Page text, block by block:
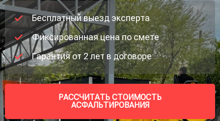
Бесплатный выезд эксперта
Фиксированная цена по смете
Гарантия от 2 лет в договоре
РАССЧИТАТЬ СТОИМОСТЬ
АСФАЛЬТИРОВАНИЯ